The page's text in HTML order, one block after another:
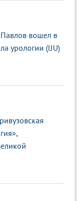
вошел в
урологии (IJU)